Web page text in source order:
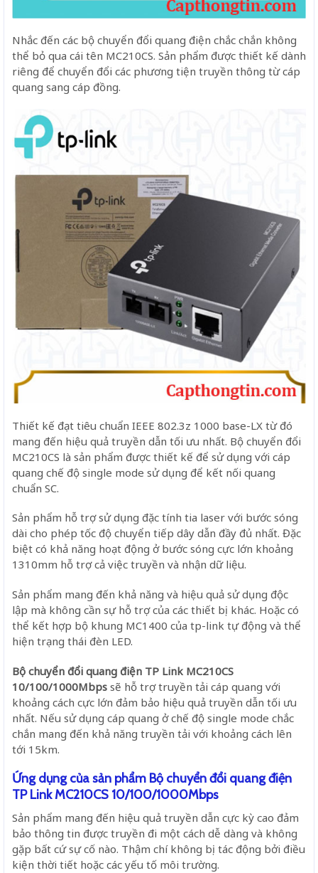
Nhắc đến các bộ chuyển đổi quang điện chắc chắn không
thể bỏ qua cái tên MC210CS. Sản phẩm được thiết kế dành
riêng để chuyển đổi các phương tiện truyền thông từ cáp
quang sang cáp đồng.
Thiết kế đạt tiêu chuẩn IEEE 802.3z 1000 base-LX từ đó
mang đến hiệu quả truyền dẫn tối ưu nhất. Bộ chuyển đổi
MC210CS là sản phẩm được thiết kế để sử dụng với cáp
quang chế độ single mode sử dụng để kết nối quang
chuẩn SC.
Sản phẩm hỗ trợ sử dụng đặc tính tia laser với bước sóng
dài cho phép tốc độ chuyển tiếp dây dẫn đầy đủ nhất. Đặc
biệt có khả năng hoạt động ở bước sóng cực lớn khoảng
1310mm hỗ trợ cả việc truyền và nhận dữ liệu.
Sản phẩm mang đến khả năng và hiệu quả sử dụng độc
lập mà không cần sự hỗ trợ của các thiết bị khác. Hoặc có
thể kết hợp bộ khung MC1400 của tp-link tự động và thể
hiện trạng thái đèn LED.
Bộ chuyển đổi quang điện TP Link MC210CS
10/100/1000Mbps sẽ hỗ trợ truyền tải cáp quang với
khoảng cách cực lớn đảm bảo hiệu quả truyền dẫn tối ưu
nhất. Nếu sử dụng cáp quang ở chế độ single mode chắc
chắn mang đến khả năng truyền tải với khoảng cách lên
tới 15km.
Ứng dụng của sản phẩm Bộ chuyển đổi quang điện
TP Link MC210CS 10/100/1000Mbps
Sản phẩm mang đến hiệu quả truyền dẫn cực kỳ cao đảm
bảo thông tin được truyền đi một cách dễ dàng và không
gặp bất cứ sự cố nào. Thậm chí không bị tác động bởi điều
kiện thời tiết hoặc các yếu tố môi trường.